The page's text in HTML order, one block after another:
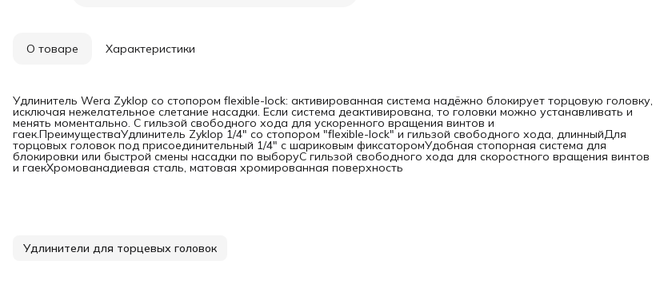
О товаре Характеристики
Удлинитель Wera Zyklop со стопором flexible-lock: активированная система надёжно блокирует торцовую головку,
исключая нежелательное слетание насадки. Если система деактивирована, то головки можно устанавливать и
менять моментально. С гильзой свободного хода для ускоренного вращения винтов и
гаек.ПреимуществаУдлинитель Zyklop 1/4" со стопором "flexible-lock" и гильзой свободного хода, длинныйДля
торцовых головок под присоединительный 1/4" с шариковым фиксаторомУдобная стопорная система для
блокировки или быстрой смены насадки по выборуС гильзой свободного хода для скоростного вращения винтов
и гаекХромованадиевая сталь, матовая хромированная поверхность
Удлинители для торцевых головок